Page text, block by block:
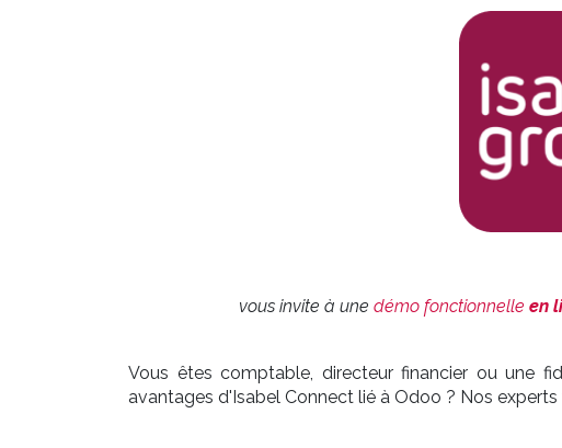
vous invite à une démo fonctionnelle en
Vous êtes comptable, directeur financier ou une
avantages d'Isabel Connect lié à Odoo ? Nos